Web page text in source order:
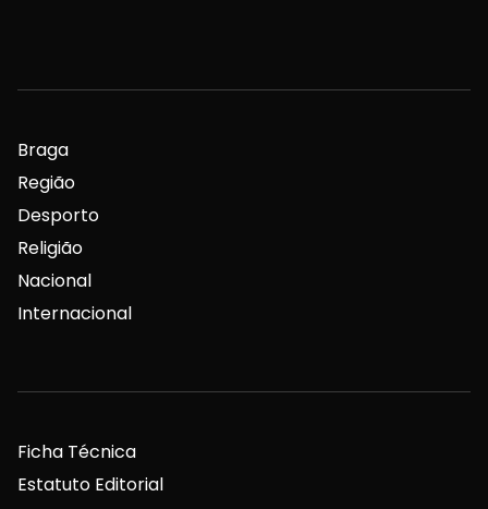
Braga
Região
Desporto
Religião
Nacional
Internacional
Ficha Técnica
Estatuto Editorial